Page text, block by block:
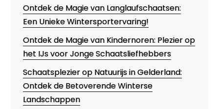
Ontdek de Magie van Langlaufschaatsen:
Een Unieke Wintersportervaring!
Ontdek de Magie van Kindernoren: Plezier op
het IJs voor Jonge Schaatsliefhebbers
Schaatsplezier op Natuurijs in Gelderland:
Ontdek de Betoverende Winterse
Landschappen